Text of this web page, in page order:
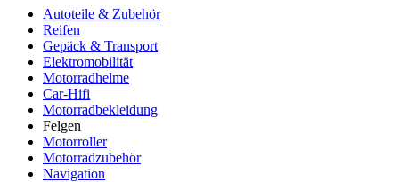
Autoteile & Zubehör
Reifen
Gepäck & Transport
Elektromobilität
Motorradhelme
Car-Hifi
Motorradbekleidung
Felgen
Motorroller
Motorradzubehör
Navigation